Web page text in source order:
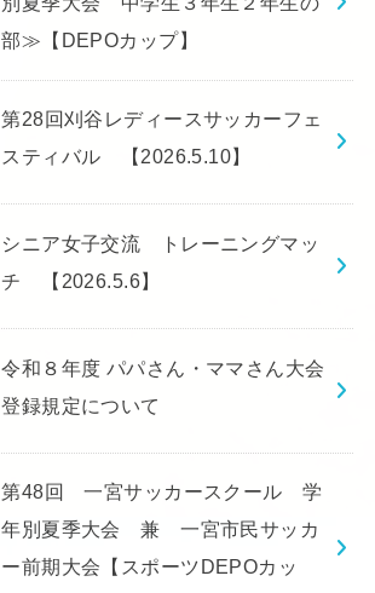
部≫【DEPOカップ】
第28回刈谷レディースサッカーフェ
スティバル 【2026.5.10】
シニア女子交流 トレーニングマッ
チ 【2026.5.6】
令和８年度 パパさん・ママさん大会
登録規定について
第48回 一宮サッカースクール 学
年別夏季大会 兼 一宮市民サッカ
ー前期大会【スポーツDEPOカッ